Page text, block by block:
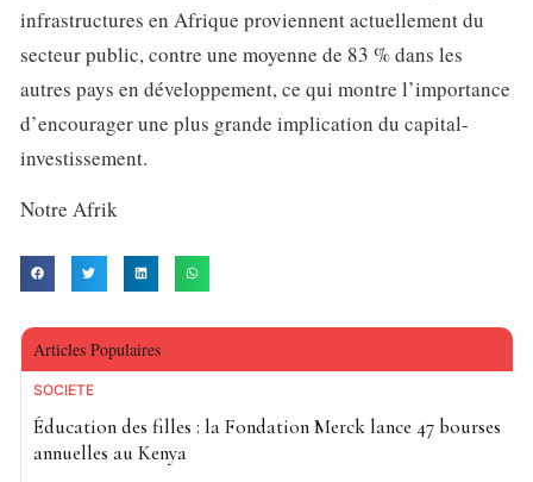
infrastructures en Afrique proviennent actuellement du
secteur public, contre une moyenne de 83 % dans les
autres pays en développement, ce qui montre l’importance
d’encourager une plus grande implication du capital-
investissement.
Notre Afrik
Articles Populaires
SOCIETE
Éducation des filles : la Fondation Merck lance 47 bourses
annuelles au Kenya